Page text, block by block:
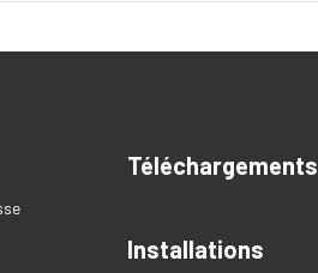
Téléchargements
Installations